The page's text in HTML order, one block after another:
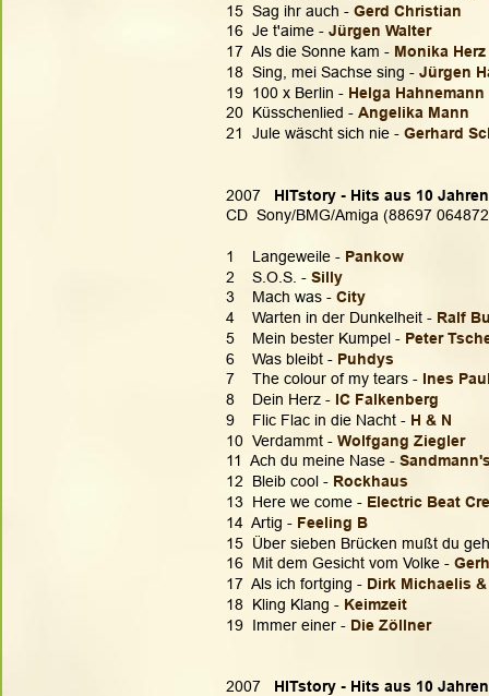
15  Sag ihr auch - Gerd Christian
16  Je t'aime - Jürgen Walter
17  Als die Sonne kam - Monika Herz
18  Sing, mei Sachse sing - Jürgen
19  100 x Berlin - Helga Hahnemann
20  Küsschenlied - Angelika Mann
21  Jule wäscht sich nie - Gerhard
2007
HITstory - Hits aus 10
CD  Sony/BMG/Amiga (88697
1    Langeweile - Pankow
2    S.O.S. - Silly
3    Mach was - City
4    Warten in der Dunkelheit - Ralf
5    Mein bester Kumpel - Peter
6    Was bleibt - Puhdys
7    The colour of my tears - Ines
8    Dein Herz - IC Falkenberg
9    Flic Flac in die Nacht - H & N
10  Verdammt - Wolfgang Ziegler
11  Ach du meine Nase -
12  Bleib cool - Rockhaus
13  Here we come - Electric Beat
14  Artig - Feeling B
15  Über sieben Brücken mußt du
16  Mit dem Gesicht vom Volke -
17  Als ich fortging - Dirk Michaelis
18  Kling Klang - Keimzeit
19  Immer einer - Die Zöllner
2007
HITstory - Hits aus 10